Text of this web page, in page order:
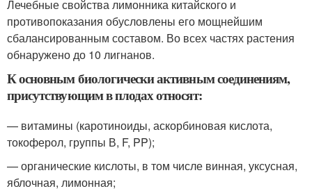
Лечебные свойства лимонника китайского и
противопоказания обусловлены его мощнейшим
сбалансированным составом. Во всех частях растения
обнаружено до 10 лигнанов.
К основным биологически активным соединениям,
присутствующим в плодах относят:
— витамины (каротиноиды, аскорбиновая кислота,
токоферол, группы В, F, PP);
— органические кислоты, в том числе винная, уксусная,
яблочная, лимонная;